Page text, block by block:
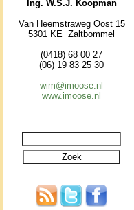
Ing. W.S.J. Koopman
Van Heemstraweg Oost 15
5301 KE Zaltbommel
(0418) 68 00 27
(06) 19 83 25 30
wim@imoose.nl
www.imoose.nl